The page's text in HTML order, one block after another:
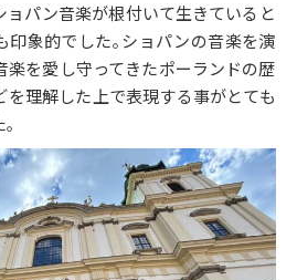
ョパン音楽が根付いて生きていると
印象的でした｡ショパンの音楽を演
を愛し守ってきたポーランドの歴
を理解した上で表現する事がとても